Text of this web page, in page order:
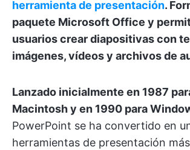
herramienta de presentación.
paquete Microsoft Office y
usuarios crear diapositivas con
imágenes, vídeos y archivos de
Lanzado inicialmente en 1987
Macintosh y en 1990 para
PowerPoint se ha convertido en
herramientas de presentación